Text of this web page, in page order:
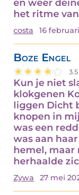
en weer
het ritme
costa 16
Boze Engel
Kun je niet
klokgenen
liggen Dicht
knopen in
was een
was aan
hemel, maar
herhaalde
Zywa 27 mei